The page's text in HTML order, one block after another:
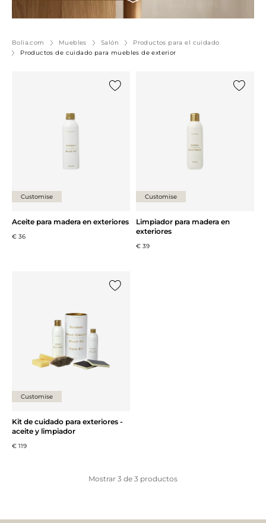
Bolia.com Muebles Salón
Productos para el cuidado
Productos de cuidado para muebles de exterior
Customise
Aceite para madera en exteriores
€ 36
Customise
Limpiador para madera en
exteriores
€ 39
Customise
Kit de cuidado para exteriores -
aceite y limpiador
€ 119
Mostrar 3 de 3 productos